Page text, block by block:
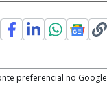
preferencial no Google